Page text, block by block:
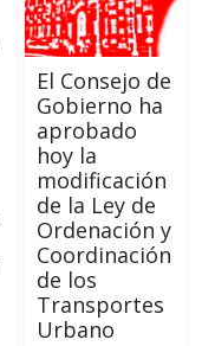
El Consejo de
Gobierno ha
aprobado
hoy la
modificación
de la Ley de
Ordenación y
Coordinación
de los
Transportes
Urbano